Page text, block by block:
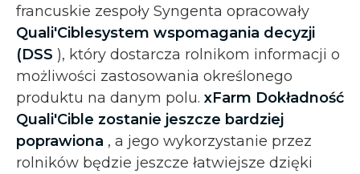
francuskie zespoły Syngenta opracowały
Quali'Ciblesystem wspomagania decyzji
(DSS ), który dostarcza rolnikom informacji o
możliwości zastosowania określonego
produktu na danym polu. xFarm Dokładność
Quali'Cible zostanie jeszcze bardziej
poprawiona , a jego wykorzystanie przez
rolników będzie jeszcze łatwiejsze dzięki